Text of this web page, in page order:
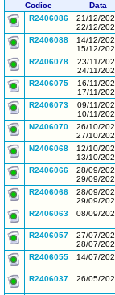
Codice Data
R2406086
21/12/
22/12/
R2406088
14/12/
15/12/
R2406078
23/11/
24/11/
R2406075
16/11/
17/11/
R2406073
09/11/
10/11/
N2406070
26/10/
27/10/
N2406068
12/10/
13/10/
R2406066
28/09/
29/09/
R2406066
28/09/
29/09/
R2406063
08/09/
R2406057
27/07/
28/07/
R2406055
14/07/
R2406037
26/05/